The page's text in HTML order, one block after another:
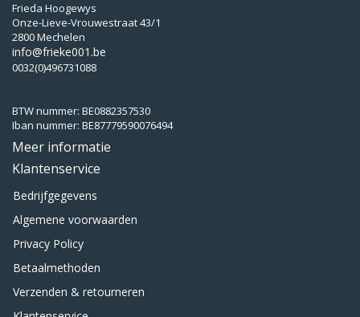
Frieda Hoogewys
Onze-Lieve-Vrouwestraat 43/1
2800 Mechelen
info@frieke001.be
0032(0)496731088
BTW nummer: BE0882357530
Iban nummer: BE87779590076494
Meer informatie
Klantenservice
Bedrijfgegevens
Algemene voorwaarden
Privacy Policy
Betaalmethoden
Verzenden & retourneren